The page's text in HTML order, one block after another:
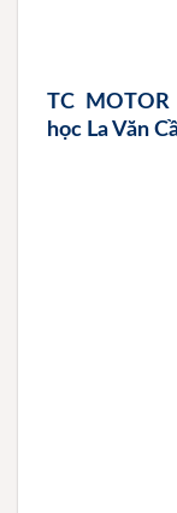
TC
học La Văn